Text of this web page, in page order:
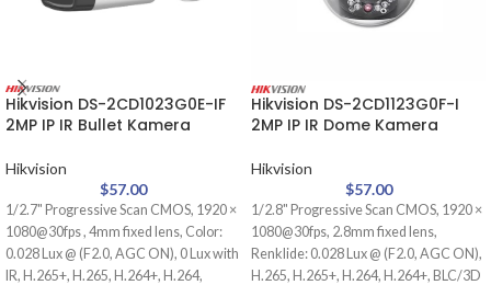
Hikvision DS-2CD1023G0E-IF
2MP IP IR Bullet Kamera
Hikvision
$57.00
1/2.7" Progressive Scan CMOS, 1920 ×
1080@30fps , 4mm fixed lens, Color:
0.028 Lux @ (F2.0, AGC ON), 0 Lux with
IR, H.265+, H.265, H.264+, H.264,
Hikvision DS-2CD1123G0F-I
2MP IP IR Dome Kamera
Hikvision
$57.00
1/2.8" Progressive Scan CMOS, 1920 ×
1080@30fps, 2.8mm fixed lens,
Renklide: 0.028 Lux @ (F2.0, AGC ON),
H.265, H.265+, H.264, H.264+, BLC/3D